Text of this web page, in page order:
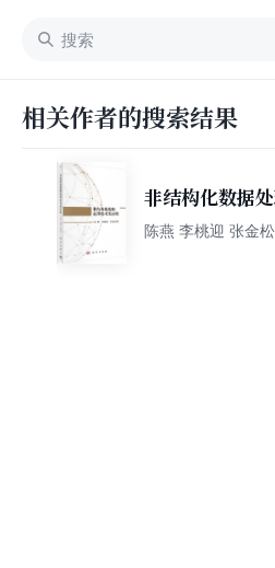
相关作者的搜索结果
非结构化数据
陈燕 李桃迎 张金松